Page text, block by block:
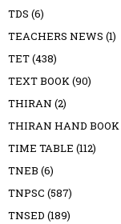
TDS (6)
TEACHERS NEWS (1)
TET(438)
TEXT BOOK(90)
THIRAN (2)
THIRAN HAND BOOK
TIME TABLE (112)
TNEB (6)
TNPSC (587)
TNSED (189)